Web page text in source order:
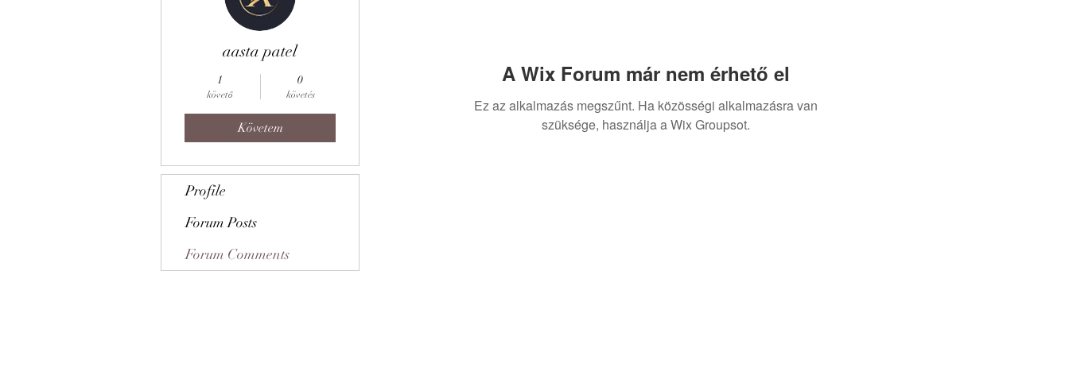
A Wix Forum már nem érhető el
Ez az alkalmazás megszűnt. Ha közösségi alkalmazásra van
szüksége, használja a Wix Groupsot.
aasta patel
1
követő
0
követés
Követem
Profile
Forum Posts
Forum Comments